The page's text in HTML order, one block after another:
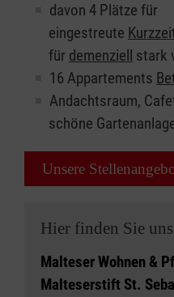
davon 4 Plätze für
eingestreute
für demenziell stark
16 Appartements
Andachtsraum,
schöne
Unsere
Hier finden Sie uns
Malteser Wohnen &
Malteserstift St.